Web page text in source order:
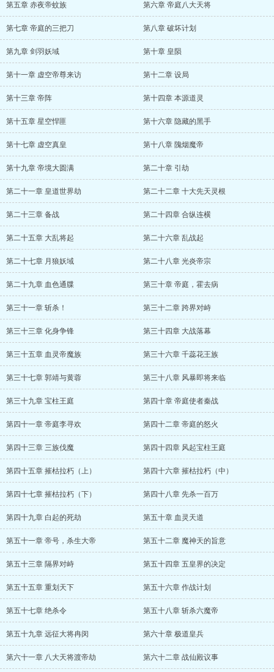
第五章 赤夜帝蚊族 第六章 帝庭八大天将
第七章 帝庭的三把刀 第八章 破坏计划
第九章 剑羽妖域 第十章 皇陨
第十一章 虚空帝尊来访 第十二章 设局
第十三章 帝阵 第十四章 本源道灵
第十五章 星空悍匪 第十六章 隐藏的黑手
第十七章 虚空真皇 第十八章 隗烟魔帝
第十九章 帝境大圆满 第二十章 引劫
第二十一章 皇道世界劫 第二十二章 十大先天灵根
第二十三章 备战 第二十四章 合纵连横
第二十五章 大乱将起 第二十六章 乱战起
第二十七章 月狼妖域 第二十八章 光炎帝宗
第二十九章 血色通牒 第三十章 帝庭，霍去病
第三十一章 斩杀！ 第三十二章 跨界对峙
第三十三章 化身争锋 第三十四章 大战落幕
第三十五章 血灵帝魔族 第三十六章 千蕊花王族
第三十七章 郭靖与黄蓉 第三十八章 风暴即将来临
第三十九章 宝柱王庭 第四十章 帝庭使者秦战
第四十一章 帝庭李寻欢 第四十二章 帝庭的怒火
第四十三章 三族伐魔 第四十四章 风起宝柱王庭
第四十五章 摧枯拉朽（上） 第四十六章 摧枯拉朽（中）
第四十七章 摧枯拉朽（下） 第四十八章 先杀一百万
第四十九章 白起的死劫 第五十章 血灵天道
第五十一章 帝号，杀生大帝 第五十二章 魔神天的旨意
第五十三章 隔界对峙 第五十四章 五皇界的决定
第五十五章 重划天下 第五十六章 作战计划
第五十七章 绝杀令 第五十八章 斩杀六魔帝
第五十九章 远征大将冉闵 第六十章 极道皇兵
第六十一章 八大天将渡帝劫 第六十二章 战仙殿议事